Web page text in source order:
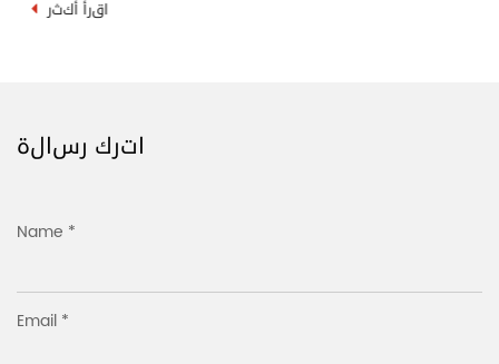
اترك رسالة
Name *
Email *